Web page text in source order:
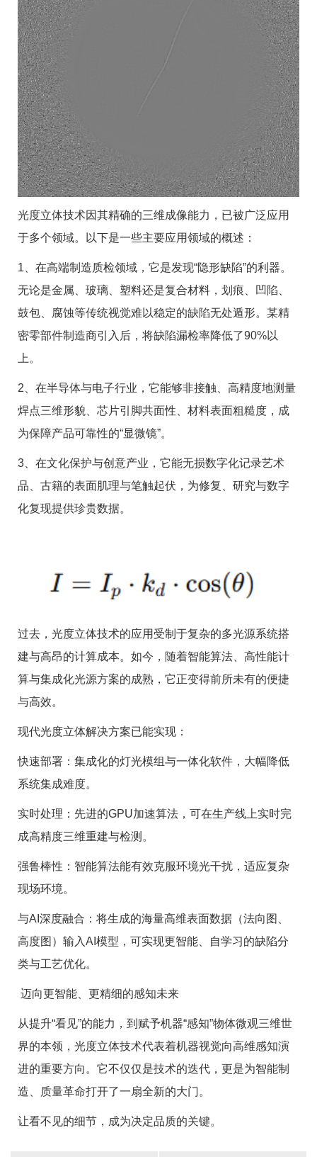
光度立体技术因其精确的三维成像能力，已被广泛应用
于多个领域。以下是一些主要应用领域的概述：
1 、在高端制造质检领域，它是发现“隐形缺陷”的利器。
无论是金属、玻璃、塑料还是复合材料，划痕、凹陷、
鼓包、腐蚀等传统视觉难以稳定的缺陷无处遁形。某精
密零部件制造商引入后，将缺陷漏检率降低了90%以
上。
2 、在半导体与电子行业，它能够非接触、高精度地测量
焊点三维形貌、芯片引脚共面性、材料表面粗糙度，成
为保障产品可靠性的“显微镜”。
3 、在文化保护与创意产业，它能无损数字化记录艺术
品、古籍的表面肌理与笔触起伏，为修复、研究与数字
化复现提供珍贵数据。
过去，光度立体技术的应用受制于复杂的多光源系统搭
建与高昂的计算成本。如今，随着智能算法、高性能计
算与集成化光源方案的成熟，它正变得前所未有的便捷
与高效。
现代光度立体解决方案已能实现：
快速部署：集成化的灯光模组与一体化软件，大幅降低
系统集成难度。
实时处理：先进的GPU加速算法，可在生产线上实时完
成高精度三维重建与检测。
强鲁棒性：智能算法能有效克服环境光干扰，适应复杂
现场环境。
与AI 深度融合：将生成的海量高维表面数据（法向图、
高度图）输入AI 模型，可实现更智能、自学习的缺陷分
类与工艺优化。
迈向更智能、更精细的感知未来
从提升“看见”的能力，到赋予机器“感知”物体微观三维世
界的本领，光度立体技术代表着机器视觉向高维感知演
进的重要方向。它不仅仅是技术的迭代，更是为智能制
造、质量革命打开了一扇全新的大门。
让看不见的细节，成为决定品质的关键。